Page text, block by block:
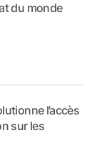
du monde
l’accès
sur les